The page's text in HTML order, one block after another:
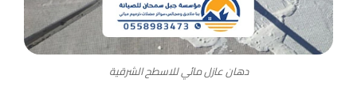
دهان عازل مائي للاسطح الشرقية